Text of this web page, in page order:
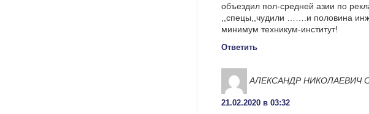
объездил пол-средней азии по
,,спецы,,чудили …….и половина
минимум техникум-институт!
Ответить
АЛЕКСАНДР НИКОЛАЕВИЧ
21.02.2020 в 03:32